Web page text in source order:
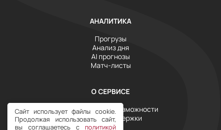
АНАЛИТИКА
Прогрузы
Анализ дня
AI прогнозы
Матч-листы
О СЕРВИСЕ
Инструменты и возможности
Служба поддержки
Тарифы
Сайт использует файлы cookie.
Продолжая использовать сайт,
вы соглашаетесь с политикой